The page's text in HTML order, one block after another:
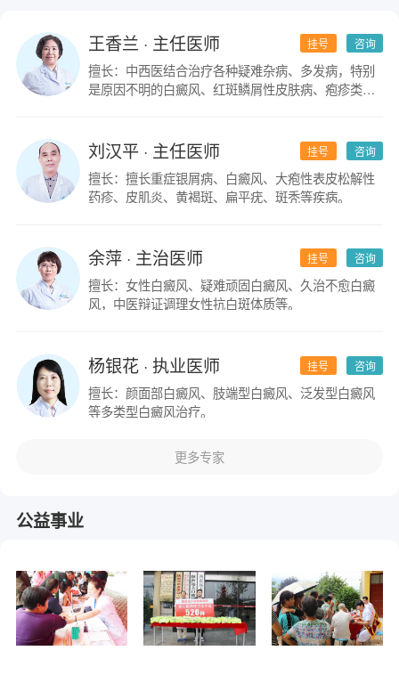
咨询
挂号
王香兰 · 主任医师
擅长：中西医结合治疗各种疑难杂病、多发病，特别
是原因不明的白癜风、红斑鳞屑性皮肤病、疱疹类皮
咨询
挂号
刘汉平· 主任医师
擅长：擅长重症银屑病、白癜风、大疱性表皮松解性
药疹、皮肌炎、黄褐斑、扁平疣、斑秃等疾病。
咨询
挂号
余萍· 主治医师
擅长：女性白癜风、疑难顽固白癜风、久治不愈白癜
风，中医辩证调理女性抗白斑体质等。
咨询
挂号
杨银花· 执业医师
擅长：颜面部白癜风、肢端型白癜风、泛发型白癜风
等多类型白癜风治疗。
更多专家
公益事业